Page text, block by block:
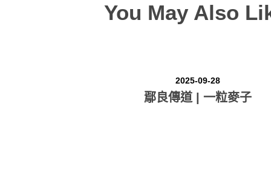
You May Also
2025-09-28
鄢良傳道 | 一粒麥子